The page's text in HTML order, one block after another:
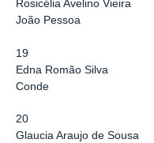
Rosicélia Avelino Vieira
João Pessoa
19
Edna Romão Silva
Conde
20
Glaucia Araujo de Sousa